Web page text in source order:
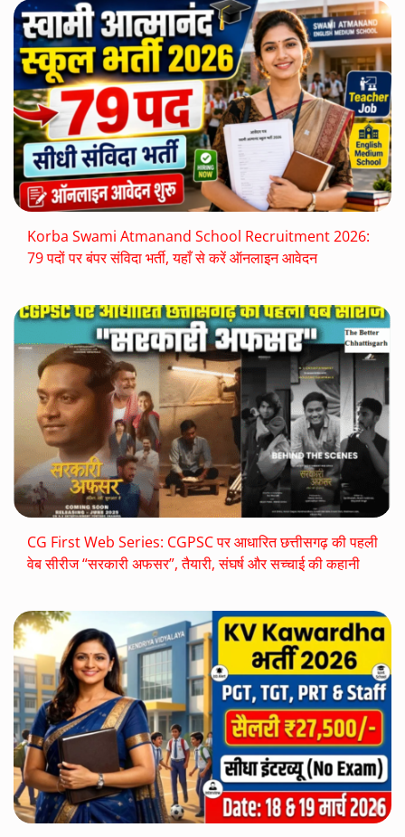
Korba Swami Atmanand School Recruitment 2026:
79 पदों पर बंपर संविदा भर्ती, यहाँ से करें ऑनलाइन आवेदन
CG First Web Series: CGPSC पर आधारित छत्तीसगढ़ की पहली
वेब सीरीज “सरकारी अफसर”, तैयारी, संघर्ष और सच्चाई की कहानी